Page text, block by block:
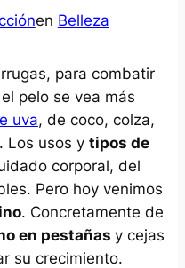
en Belleza
para combatir
pelo se vea más
uva, de coco, colza,
Los usos y tipos de
corporal, del
Pero hoy venimos
. Concretamente de
en pestañas y cejas
su crecimiento.